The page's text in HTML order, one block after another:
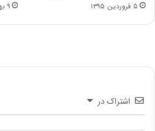
۵ فروردین ۱۳۹۵ ۹ بهمن ۱۳۹۴
اشتراک در